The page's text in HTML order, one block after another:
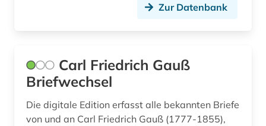
wissenschaftler (1)
wissenschaftliches arbeiten (1)
Zur Datenbank
Carl Friedrich Gauß
Briefwechsel
Die digitale Edition erfasst alle bekannten Briefe
von und an Carl Friedrich Gauß (1777-1855),